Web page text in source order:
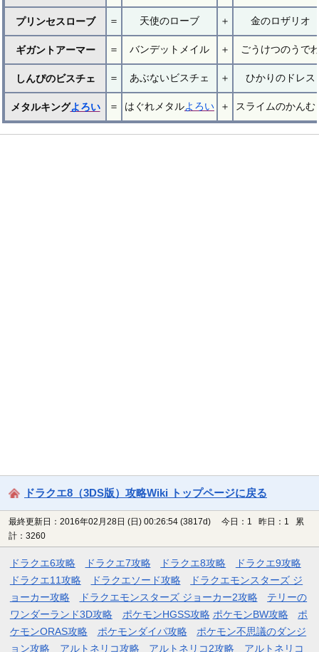
プリンセスローブ ＝ 天使のローブ ＋ 金のロザリオ
ギガントアーマー ＝ バンデットメイル ＋ ごうけつのうで
しんぴのビスチェ ＝ あぶないビスチェ ＋ ひかりのドレス
メタルキングよろい ＝ はぐれメタルよろい ＋ スライムのかんむ
ドラクエ8（3DS版）攻略Wiki トップページに戻る
最終更新日：2016年02月28日 (日) 00:26:54 (3817d)
今日：1 昨日：1 累
計：3260
ドラクエ6攻略 ドラクエ7攻略 ドラクエ8攻略
ドラクエ9攻略
ドラクエ11攻略
ドラクエソード攻略
ドラクエモンスターズ ジ
ョーカー攻略
ドラクエモンスターズ ジョーカー2攻略
テリーの
ワンダーランド3D攻略
ポケモンHGSS攻略 ポケモンBW攻略
ポ
ケモンORAS攻略
ポケモンダイパ攻略
ポケモン不思議のダンジ
ョン攻略
アルトネリコ攻略 アルトネリコ2攻略 アルトネリコ